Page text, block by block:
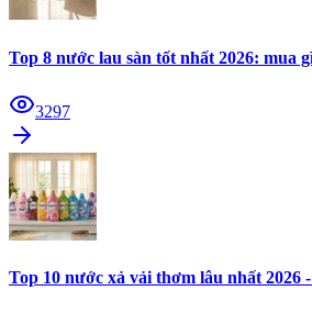
Top 8 nước lau sàn tốt nhất 2026: mua
3297
Top 10 nước xả vải thơm lâu nhất